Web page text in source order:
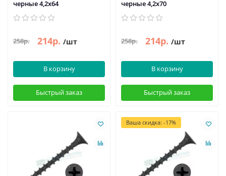
черные 4,2х64
258р. 214р. /шт
В корзину
Быстрый заказ
черные 4,2х70
258р. 214р. /шт
В корзину
Быстрый заказ
Ваша скидка: -17%